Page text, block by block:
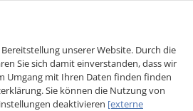
unserer Website. Durch die
Sie sich damit einverstanden, dass wir
Umgang mit Ihren Daten finden finden
Sie können die Nutzung von
deaktivieren [externe